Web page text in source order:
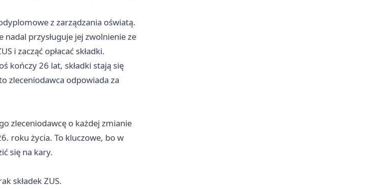
z zarządzania oświatą.
przysługuje jej zwolnienie ze
i zacząć opłacać składki.
kończy 26 lat, składki stają się
zleceniodawca odpowiada za
zleceniodawcę o każdej zmianie
roku życia. To kluczowe, bo w
się na kary.
składek ZUS.